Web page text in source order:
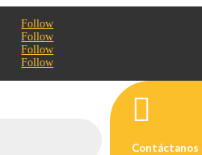
Follow
Follow
Follow
Follow

Contáctanos